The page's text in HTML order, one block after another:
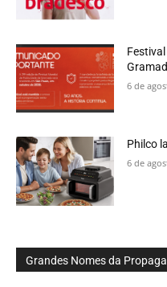
6 de
Philco
6 de
Grandes Nomes da